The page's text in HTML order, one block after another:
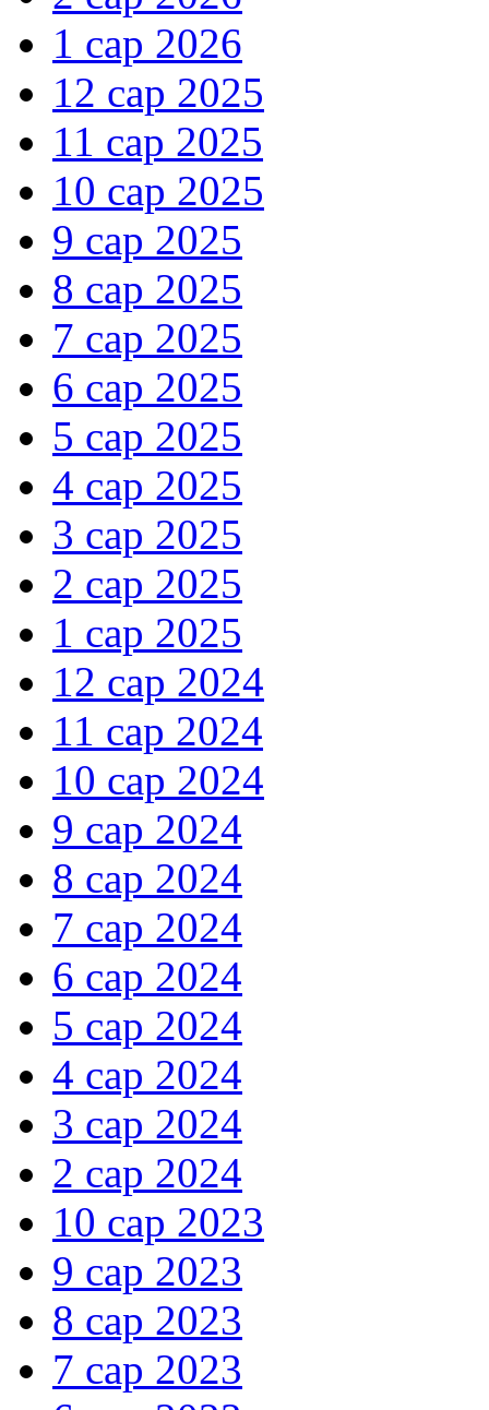
1 сар 2026
12 сар 2025
11 сар 2025
10 сар 2025
9 сар 2025
8 сар 2025
7 сар 2025
6 сар 2025
5 сар 2025
4 сар 2025
3 сар 2025
2 сар 2025
1 сар 2025
12 сар 2024
11 сар 2024
10 сар 2024
9 сар 2024
8 сар 2024
7 сар 2024
6 сар 2024
5 сар 2024
4 сар 2024
3 сар 2024
2 сар 2024
10 сар 2023
9 сар 2023
8 сар 2023
7 сар 2023